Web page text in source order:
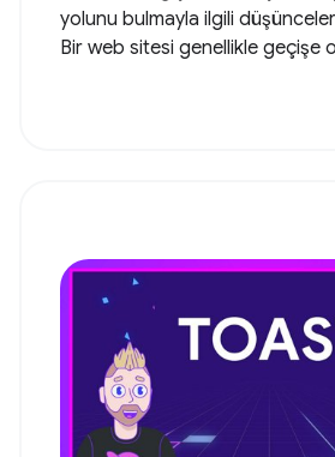
yolunu bulmayla ilgili
Bir web sitesi genellikle geçişe